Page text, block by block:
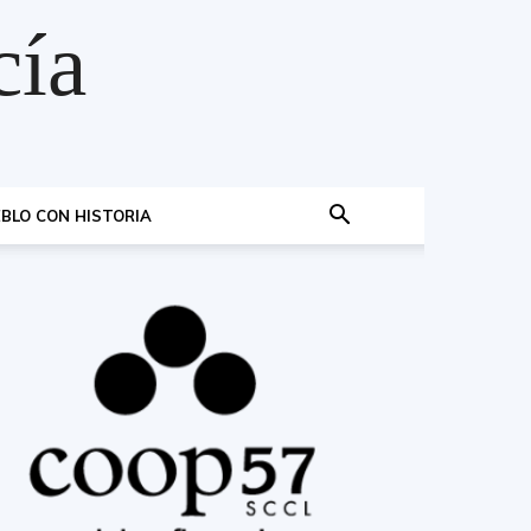
CON HISTORIA